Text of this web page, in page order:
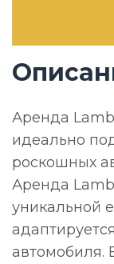
Аренда
идеально
роскошных
Аренда
уникальной
автомобиля.